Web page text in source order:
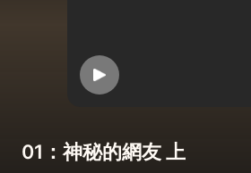
01：神秘的網友 上